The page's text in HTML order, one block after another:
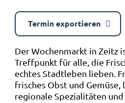
Termin exportieren
Der Wochenmarkt in Zeitz
Treffpunkt für alle, die
echtes Stadtleben lieben.
frisches Obst und Gemüse,
regionale Spezialitäten